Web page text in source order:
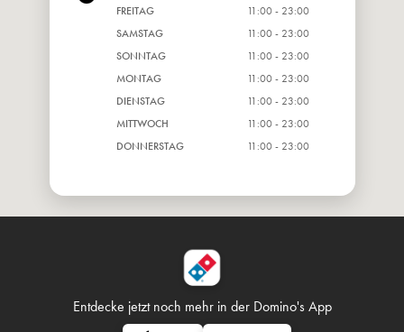
FREITAG
11:00 - 23:00
SAMSTAG
11:00 - 23:00
SONNTAG
11:00 - 23:00
MONTAG
11:00 - 23:00
DIENSTAG
11:00 - 23:00
MITTWOCH
11:00 - 23:00
DONNERSTAG
11:00 - 23:00
Entdecke jetzt noch mehr in der Domino's App